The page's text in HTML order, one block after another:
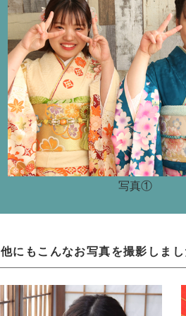
写真①
他にもこんなお写真を撮影しま